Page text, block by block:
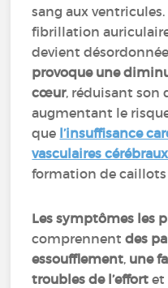
sang aux
fibrillation
devient
provoque une
cœur, réduisant son
augmentant le
que l’insuffisance
vasculaires
formation de
Les symptômes les
comprennentdes
essoufflement, une
troubles de l’effort et